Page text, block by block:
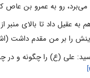
می‌برد، رو به عمرو بن
به عقیل داد تا بالای
را بر من مقدم داشت
علی (ع) را چگونه و